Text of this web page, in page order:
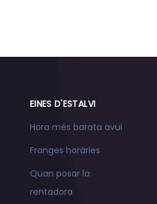
EINES D'ESTALVI
Hora més barata avui
Franges horàries
Quan posar la
rentadora